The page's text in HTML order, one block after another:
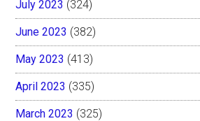
July 2023 (324)
June 2023 (382)
May 2023 (413)
April 2023 (335)
March 2023 (325)